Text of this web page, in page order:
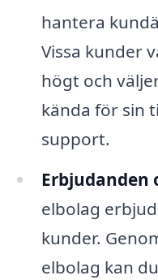
hantera
Vissa kunder
högt och
kända för sin
support.
Erbjudanden
elbolag
kunder.
elbolag kan